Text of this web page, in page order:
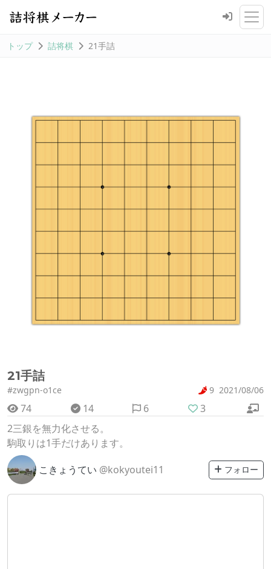
トップ 詰将棋 21手詰
21手詰
#zwgpn-o1ce 9 2021/08/06
74 14 6
3
2三銀を無力化させる。
駒取りは1手だけあります。
こきょうてい @kokyoutei11 フォロー